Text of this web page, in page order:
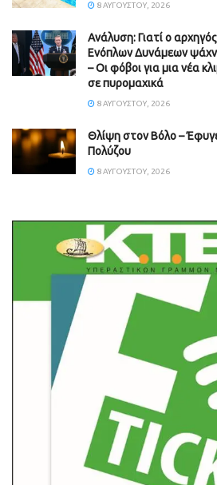
8 ΑΥΓΟΎΣΤΟΥ, 2026
Ανάλυση: Γιατί ο
Ενόπλων Δυνάμεων
– Οι φόβοι για μια νέα
σε πυρομαχικά
8 ΑΥΓΟΎΣΤΟΥ, 2026
Θλίψη στον Βόλο –
Πολύζου
8 ΑΥΓΟΎΣΤΟΥ, 2026